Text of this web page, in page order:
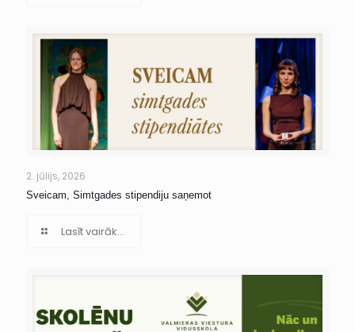
2. jūlijs, 2026
Sveicam, Simtgades stipendiju saņemot
Lasīt vairāk...